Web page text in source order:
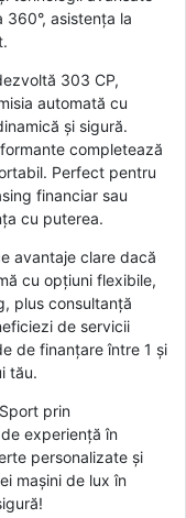
asistența la
303 CP,
automată cu
și sigură.
completează
Perfect pentru
financiar sau
cu puterea.
avantaje clare dacă
cu opțiuni flexibile,
plus consultanță
de servicii
de finanțare între 1 și
tău.
prin
experiență în
personalizate și
mașini de lux în